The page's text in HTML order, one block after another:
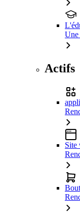
Une
Actifs
Site